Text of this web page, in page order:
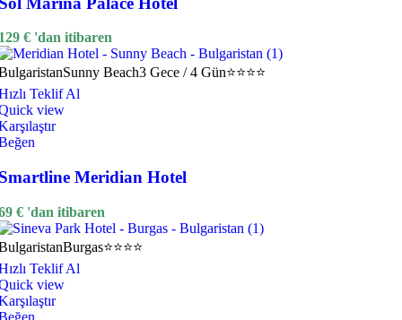
€ 'dan itibaren
Sunny Beach3 Gece / 4 Gün⭐⭐⭐⭐
Teklif Al
view
Meridian Hotel
€ 'dan itibaren
Burgas⭐⭐⭐⭐
Teklif Al
view